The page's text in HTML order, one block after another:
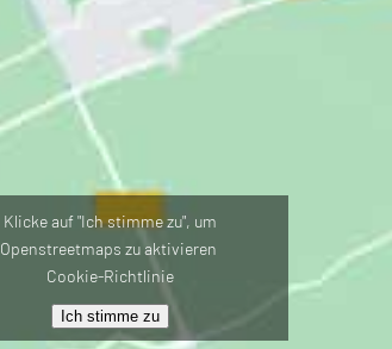
Klicke auf "Ich stimme zu", um
Openstreetmaps zu aktivieren
Cookie-Richtlinie
Ich stimme zu